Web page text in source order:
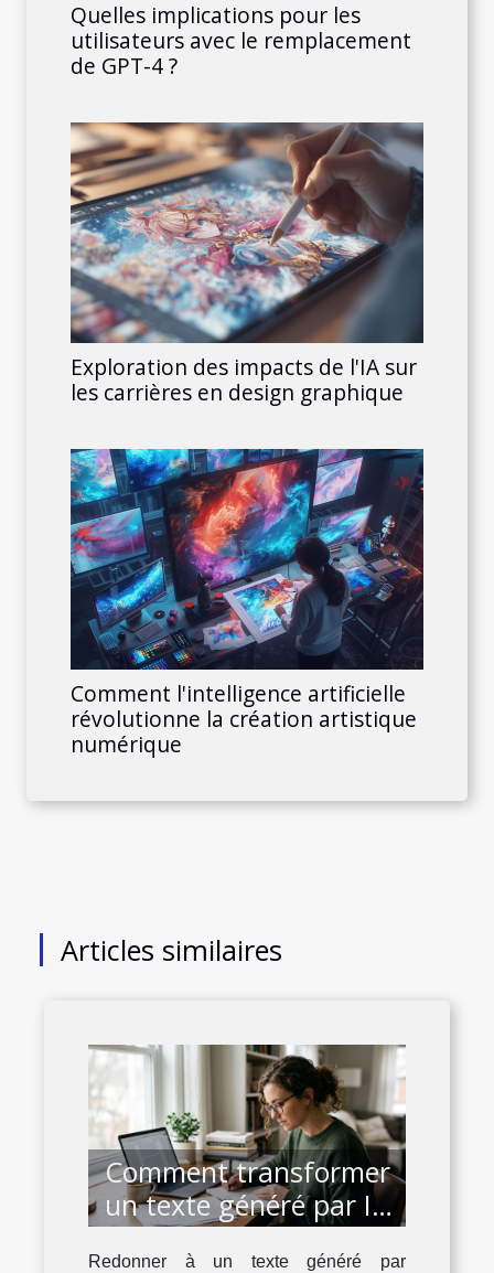
Quelles implications pour les
utilisateurs avec le remplacement
de GPT-4 ?
Exploration des impacts de l'IA sur
les carrières en design graphique
Comment l'intelligence artificielle
révolutionne la création artistique
numérique
Articles similaires
Comment transformer
un texte généré par IA
en prose authentique ?
Redonner à un texte généré par